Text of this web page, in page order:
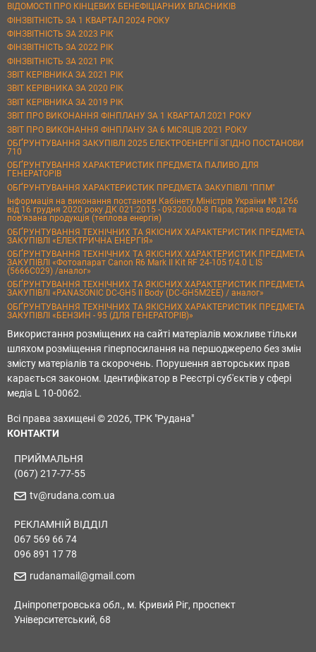
ВІДОМОСТІ ПРО КІНЦЕВИХ БЕНЕФІЦІАРНИХ ВЛАСНИКІВ
ФІНЗВІТНІСТЬ ЗА 1 КВАРТАЛ 2024 РОКУ
ФІНЗВІТНІСТЬ ЗА 2023 РІК
ФІНЗВІТНІСТЬ ЗА 2022 РІК
ФІНЗВІТНІСТЬ ЗА 2021 РІК
ЗВІТ КЕРІВНИКА ЗА 2021 РІК
ЗВІТ КЕРІВНИКА ЗА 2020 РІК
ЗВІТ КЕРІВНИКА ЗА 2019 РІК
ЗВІТ ПРО ВИКОНАННЯ ФІНПЛАНУ ЗА 1 КВАРТАЛ 2021 РОКУ
ЗВІТ ПРО ВИКОНАННЯ ФІНПЛАНУ ЗА 6 МІСЯЦІВ 2021 РОКУ
ОБҐРУНТУВАННЯ ЗАКУПІВЛІ 2025 ЕЛЕКТРОЕНЕРГІЇ ЗГІДНО ПОСТАНОВИ
710
ОБҐРУНТУВАННЯ ХАРАКТЕРИСТИК ПРЕДМЕТА ПАЛИВО ДЛЯ
ГЕНЕРАТОРІВ
ОБҐРУНТУВАННЯ ХАРАКТЕРИСТИК ПРЕДМЕТА ЗАКУПІВЛІ "ППМ"
Інформація на виконання постанови Кабінету Міністрів України № 1266
від 16 грудня 2020 року ДК 021:2015 - 09320000-8 Пара, гаряча вода та
пов’язана продукція (теплова енергія)
ОБҐРУНТУВАННЯ ТЕХНІЧНИХ ТА ЯКІСНИХ ХАРАКТЕРИСТИК ПРЕДМЕТА
ЗАКУПІВЛІ «ЕЛЕКТРИЧНА ЕНЕРГІЯ»
ОБҐРУНТУВАННЯ ТЕХНІЧНИХ ТА ЯКІСНИХ ХАРАКТЕРИСТИК ПРЕДМЕТА
ЗАКУПІВЛІ «Фотоапарат Canon R6 Mark II Kit RF 24-105 f/4.0 L IS
(5666C029) /аналог»
ОБҐРУНТУВАННЯ ТЕХНІЧНИХ ТА ЯКІСНИХ ХАРАКТЕРИСТИК ПРЕДМЕТА
ЗАКУПІВЛІ «PANASONIC DC-GH5 II Body (DC-GH5M2EE) / аналог»
ОБҐРУНТУВАННЯ ТЕХНІЧНИХ ТА ЯКІСНИХ ХАРАКТЕРИСТИК ПРЕДМЕТА
ЗАКУПІВЛІ «БЕНЗИН - 95 (ДЛЯ ГЕНЕРАТОРІВ)»
Використання розміщених на сайті матеріалів можливе тільки
шляхом розміщення гіперпосилання на першоджерело без змін
змісту матеріалів та скорочень. Порушення авторських прав
карається законом. Ідентифікатор в Реєстрі суб'єктів у сфері
медіа L 10-0062.
Всі права захищені © 2026, ТРК "Рудана"
КОНТАКТИ
ПРИЙМАЛЬНЯ
(067) 217-77-55
tv@rudana.com.ua
РЕКЛАМНІЙ ВІДДІЛ
067 569 66 74
096 891 17 78
rudanamail@gmail.com
Дніпропетровська обл., м. Кривий Ріг, проспект
Університетський, 68